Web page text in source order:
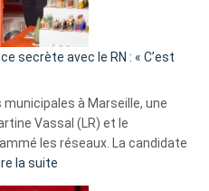
Algérie
secrète avec le RN : « C’est
à Marseille, une
Vassal (LR) et le
les réseaux. La candidate
la suite